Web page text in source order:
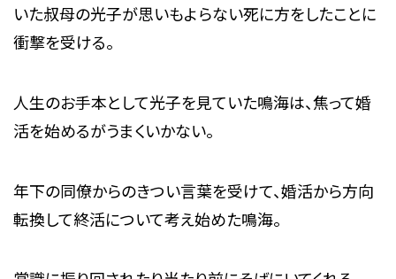
いた叔母の光子が思いもよらない死に方をしたことに
衝撃を受ける。
人生のお手本として光子を見ていた鳴海は、焦って婚
活を始めるがうまくいかない。
年下の同僚からのきつい言葉を受けて、婚活から方向
転換して終活について考え始めた鳴海。